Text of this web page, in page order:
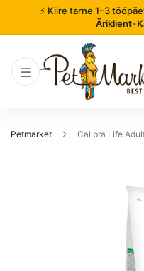
⚡ Kiire tarne 1–3
Äriklient•
Petmarket Calibra Life